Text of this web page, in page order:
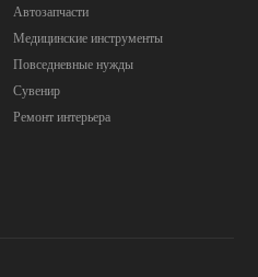
Автозапчасти
Mедицинские инструменты
Повседневные нужды
Cувенир
Pемонт интерьера